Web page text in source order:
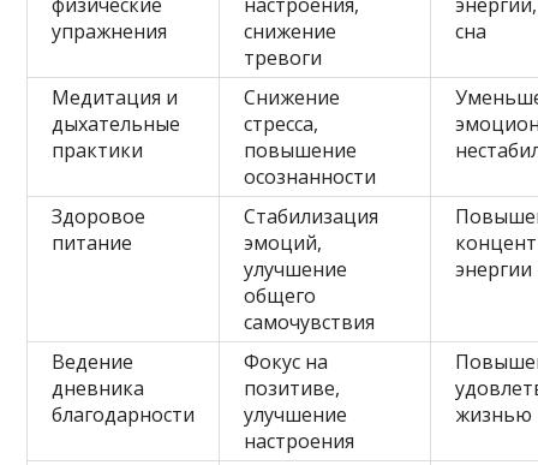
упражнения
снижение
тревоги
сна
Медитация и
дыхательные
практики
Снижение
стресса,
повышение
осознанности
Здоровое
питание
Стабилизация
эмоций,
улучшение
общего
самочувствия
энергии
Ведение
дневника
благодарности
Фокус на
позитиве,
улучшение
настроения
жизнью